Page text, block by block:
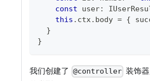
const user:
this . ctx. body = {
}
}
我们创建了 @controller 装饰